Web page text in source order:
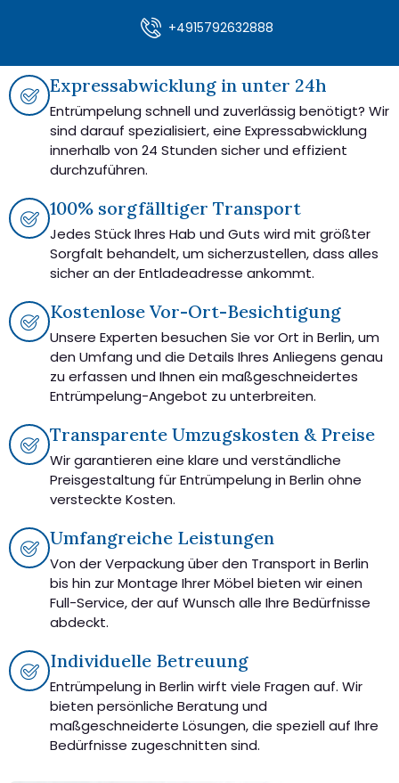
+4915792632888
Expressabwicklung in unter 24h
Entrümpelung schnell und zuverlässig benötigt? Wir
sind darauf spezialisiert, eine Expressabwicklung
innerhalb von 24 Stunden sicher und effizient
durchzuführen.
100% sorgfälltiger Transport
Jedes Stück Ihres Hab und Guts wird mit größter
Sorgfalt behandelt, um sicherzustellen, dass alles
sicher an der Entladeadresse ankommt.
Kostenlose Vor-Ort-Besichtigung
Unsere Experten besuchen Sie vor Ort in Berlin, um
den Umfang und die Details Ihres Anliegens genau
zu erfassen und Ihnen ein maßgeschneidertes
Entrümpelung-Angebot zu unterbreiten.
Transparente Umzugskosten & Preise
Wir garantieren eine klare und verständliche
Preisgestaltung für Entrümpelung in Berlin ohne
versteckte Kosten.
Umfangreiche Leistungen
Von der Verpackung über den Transport in Berlin
bis hin zur Montage Ihrer Möbel bieten wir einen
Full-Service, der auf Wunsch alle Ihre Bedürfnisse
abdeckt.
Individuelle Betreuung
Entrümpelung in Berlin wirft viele Fragen auf. Wir
bieten persönliche Beratung und
maßgeschneiderte Lösungen, die speziell auf Ihre
Bedürfnisse zugeschnitten sind.